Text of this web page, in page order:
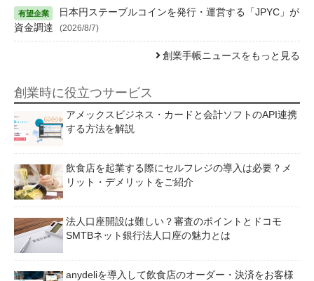
日本円ステーブルコインを発行・運営する「JPYC」が
資金調達
(2026/8/7)
創業手帳ニュースをもっと見る
創業時に役立つサービス
アメックスビジネス・カードと会計ソフトのAPI連携
する方法を解説
飲食店を起業する際にセルフレジの導入は必要？メ
リット・デメリットをご紹介
法人口座開設は難しい？審査のポイントとドコモ
SMTBネット銀行法人口座の魅力とは
anydeliを導入して飲食店のオーダー・決済をお客様